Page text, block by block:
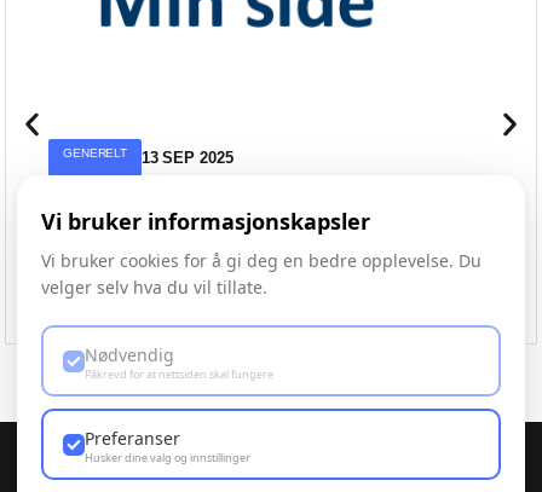
GENERELT 13 SEP 2025
Hvorfor benytte Min side?
Av: Borettslaget Øvre Havstad
Vi bruker informasjonskapsler
Vi bruker cookies for å gi deg en bedre opplevelse. Du
velger selv hva du vil tillate.
Nødvendig
Påkrevd for at nettsiden skal fungere
Preferanser
Husker dine valg og innstillinger